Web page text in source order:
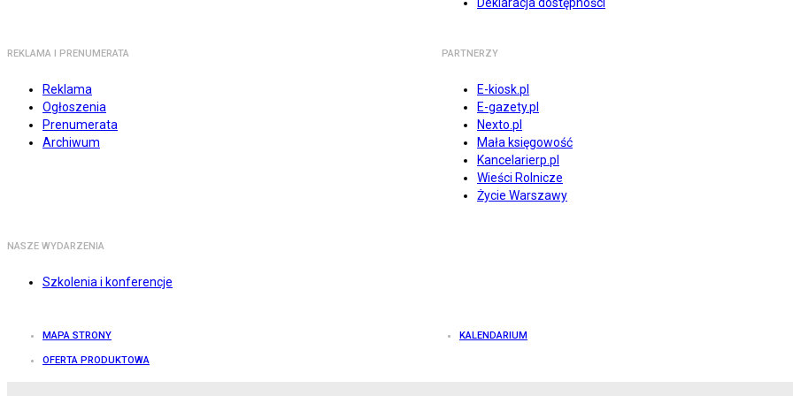
REKLAMA I PRENUMERATA
Reklama
Ogłoszenia
Prenumerata
Archiwum
PARTNERZY
E-kiosk.pl
E-gazety.pl
Nexto.pl
Mała księgowość
Kancelarierp.pl
Wieści Rolnicze
Życie Warszawy
NASZE WYDARZENIA
Szkolenia i konferencje
MAPA STRONY KALENDARIUM
OFERTA PRODUKTOWA